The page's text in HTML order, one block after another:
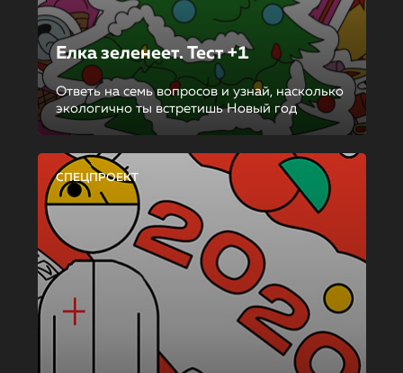
Елка зеленеет. Тест +1
Ответь на семь вопросов и узнай, насколько
экологично ты встретишь Новый год
СПЕЦПРОЕКТ